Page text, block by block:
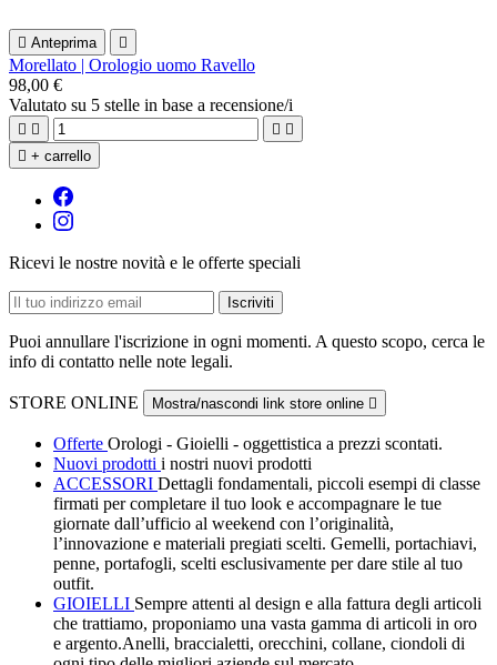
 Anteprima 
Morellato | Orologio uomo Ravello
98,00 €
Valutato su 5 stelle in base a recensione/i
   
 + carrello
Ricevi le nostre novità e le offerte speciali
Puoi annullare l'iscrizione in ogni momenti. A questo scopo, cerca le
info di contatto nelle note legali.
STORE ONLINE Mostra/nascondi link store online 
Offerte Orologi - Gioielli - oggettistica a prezzi scontati.
Nuovi prodotti i nostri nuovi prodotti
ACCESSORI Dettagli fondamentali, piccoli esempi di classe
firmati per completare il tuo look e accompagnare le tue
giornate dall’ufficio al weekend con l’originalità,
l’innovazione e materiali pregiati scelti. Gemelli, portachiavi,
penne, portafogli, scelti esclusivamente per dare stile al tuo
outfit.
GIOIELLI Sempre attenti al design e alla fattura degli articoli
che trattiamo, proponiamo una vasta gamma di articoli in oro
e argento.Anelli, braccialetti, orecchini, collane, ciondoli di